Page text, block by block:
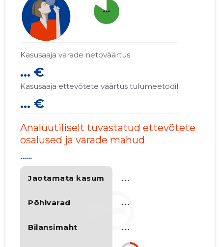
more_horiz
Kasusaaja varade netoväärtus
... €
Kasusaaja ettevõtete väärtus tulumeetodil
... €
Analüütiliselt tuvastatud ettevõtete
osalused ja varade mahud
Jaotamata kasum
Põhivarad
Bilansimaht
......
......
......
......